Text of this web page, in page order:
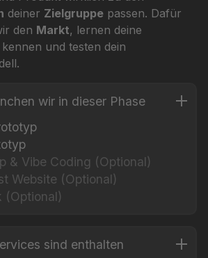
deiner Zielgruppe passen. Dafür
den Markt, lernen deine
und testen dein
wir in dieser Phase
& Vibe Coding (Optional)
Website (Optional)
(Optional)
sind enthalten